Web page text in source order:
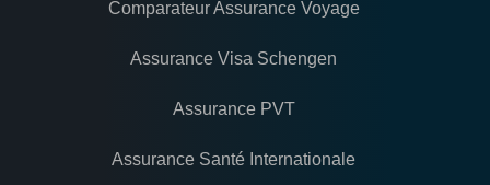
Comparateur Assurance Voyage
Assurance Visa Schengen
Assurance PVT
Assurance Santé Internationale